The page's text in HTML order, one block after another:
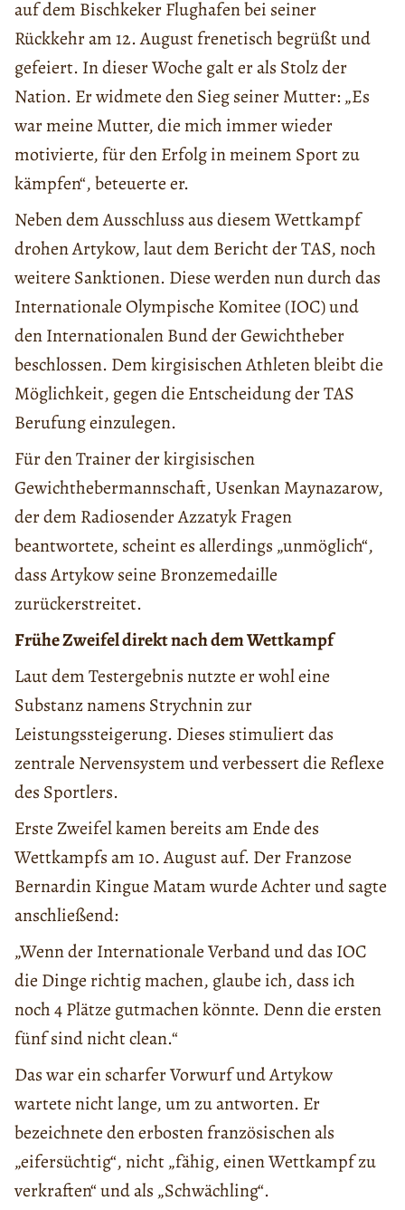
auf dem Bischkeker Flughafen bei seiner
Rückkehr am 12. August frenetisch begrüßt und
gefeiert. In dieser Woche galt er als Stolz der
Nation. Er widmete den Sieg seiner Mutter: „Es
war meine Mutter, die mich immer wieder
motivierte, für den Erfolg in meinem Sport zu
kämpfen“, beteuerte er.
Neben dem Ausschluss aus diesem Wettkampf
drohen Artykow, laut dem Bericht der TAS, noch
weitere Sanktionen. Diese werden nun durch das
Internationale Olympische Komitee (IOC) und
den Internationalen Bund der Gewichtheber
beschlossen. Dem kirgisischen Athleten bleibt die
Möglichkeit, gegen die Entscheidung der TAS
Berufung einzulegen.
Für den Trainer der kirgisischen
Gewichthebermannschaft, Usenkan Maynazarow,
der dem Radiosender Azzatyk Fragen
beantwortete, scheint es allerdings „unmöglich“,
dass Artykow seine Bronzemedaille
zurückerstreitet.
Frühe Zweifel direkt nach dem Wettkampf
Laut dem Testergebnis nutzte er wohl eine
Substanz namens Strychnin zur
Leistungssteigerung. Dieses stimuliert das
zentrale Nervensystem und verbessert die Reflexe
des Sportlers.
Erste Zweifel kamen bereits am Ende des
Wettkampfs am 10. August auf. Der Franzose
Bernardin Kingue Matam wurde Achter und sagte
anschließend:
„Wenn der Internationale Verband und das IOC
die Dinge richtig machen, glaube ich, dass ich
noch 4 Plätze gutmachen könnte. Denn die ersten
fünf sind nicht clean.“
Das war ein scharfer Vorwurf und Artykow
wartete nicht lange, um zu antworten. Er
bezeichnete den erbosten französischen als
„eifersüchtig“, nicht „fähig, einen Wettkampf zu
verkraften“ und als „Schwächling“.